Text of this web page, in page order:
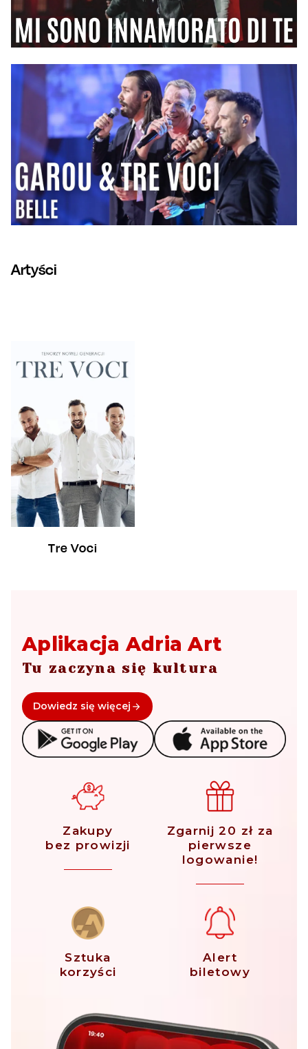
Artyści
Tre Voci
Aplikacja Adria Art
Tu zaczyna się kultura
Dowiedz się więcej
Zakupy
bez prowizji
Zgarnij 20 zł za
pierwsze
logowanie!
Sztuka
korzyści
Alert
biletowy